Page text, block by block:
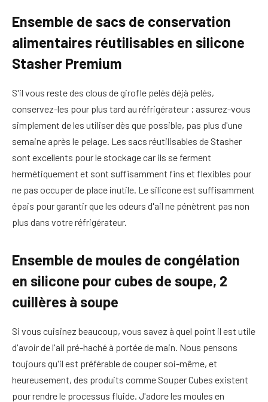
Ensemble de sacs de conservation
alimentaires réutilisables en silicone
Stasher Premium
S'il vous reste des clous de girofle pelés déjà pelés,
conservez-les pour plus tard au réfrigérateur ; assurez-vous
simplement de les utiliser dès que possible, pas plus d'une
semaine après le pelage. Les sacs réutilisables de Stasher
sont excellents pour le stockage car ils se ferment
hermétiquement et sont suffisamment fins et flexibles pour
ne pas occuper de place inutile. Le silicone est suffisamment
épais pour garantir que les odeurs d'ail ne pénètrent pas non
plus dans votre réfrigérateur.
Ensemble de moules de congélation
en silicone pour cubes de soupe, 2
cuillères à soupe
Si vous cuisinez beaucoup, vous savez à quel point il est utile
d'avoir de l'ail pré-haché à portée de main. Nous pensons
toujours qu'il est préférable de couper soi-même, et
heureusement, des produits comme Souper Cubes existent
pour rendre le processus fluide. J'adore les moules en